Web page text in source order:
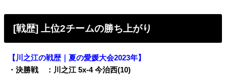
[戦歴] 上位2チームの勝ち上がり
【川之江の戦歴｜夏の愛媛大会2023年】
・決勝戦 ：川之江 5x-4 今治西(10)